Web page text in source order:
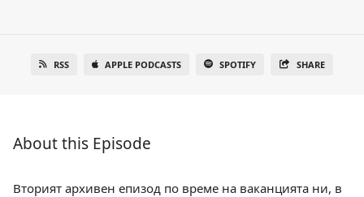
RSS APPLE PODCASTS SPOTIFY SHARE
About this Episode
Вторият архивен епизод по време на ваканцията ни, в